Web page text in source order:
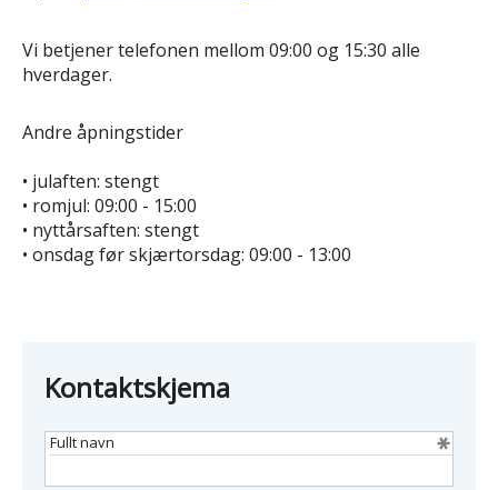
Vi betjener telefonen mellom 09:00 og 15:30 alle
hverdager.
Andre åpningstider
• julaften: stengt
• romjul: 09:00 - 15:00
• nyttårsaften: stengt
• onsdag før skjærtorsdag: 09:00 - 13:00
Kontaktskjema
Fullt navn